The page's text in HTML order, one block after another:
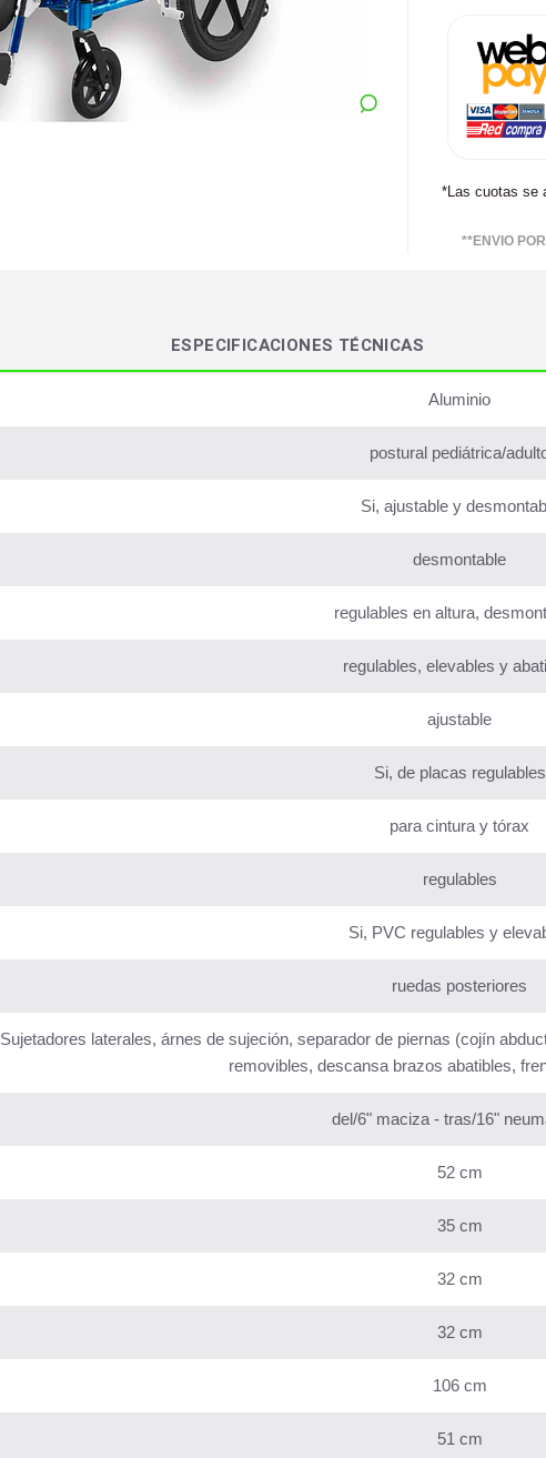
*Las cuotas se
**ENVIO
ESPECIFICACIONES TÉCNICAS
Aluminio
postural pediátrica/
Si, ajustable y
desmontable
regulables en altura,
regulables, elevables y
ajustable
Si, de placas regulables
para cintura y tórax
regulables
Si, PVC regulables y
ruedas posteriores
Sujetadores laterales, árnes de sujeción, separador de piernas (cojín
removibles, descansa brazos abatibles,
del/6" maciza - tras/16"
52 cm
35 cm
32 cm
32 cm
106 cm
51 cm